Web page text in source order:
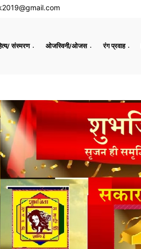
संस्मरण ओजस्विनी/ओजस रंग प्रवाह